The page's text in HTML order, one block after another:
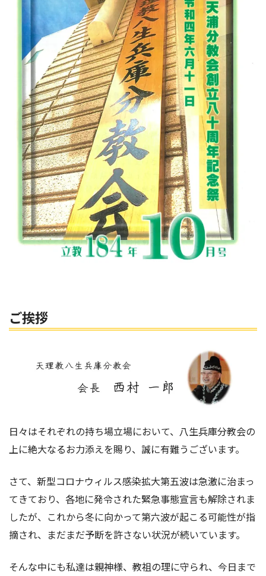
ご挨拶
日々はそれぞれの持ち場立場において、八生兵庫分教会の
上に絶大なるお力添えを賜り、誠に有難うございます。
さて、新型コロナウィルス感染拡大第五波は急激に治まっ
てきており、各地に発令された緊急事態宣言も解除されま
したが、これから冬に向かって第六波が起こる可能性が指
摘され、まだまだ予断を許さない状況が続いています。
そんな中にも私達は親神様、教祖の理に守られ、今日まで